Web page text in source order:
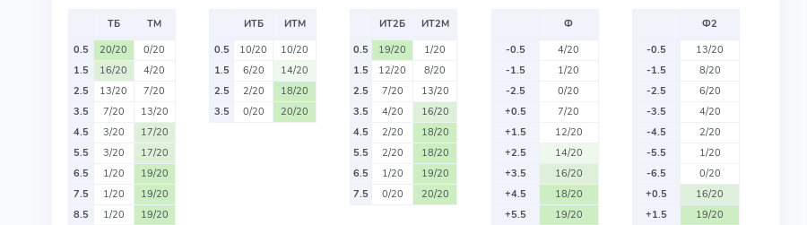
ТБ
ТМ
0.5
20/20
0/20
1.5
16/20
4/20
2.5
13/20
7/20
3.5
7/20
13/20
4.5
3/20
17/20
5.5
3/20
17/20
6.5
1/20
19/20
7.5
1/20
19/20
8.5
1/20
19/20
ИТБ
ИТМ
0.5
10/20
10/20
1.5
6/20
14/20
2.5
2/20
18/20
3.5
0/20 20/20
ИТ2Б
ИТ2М
0.5
19/20
1/20
1.5
12/20
8/20
2.5
7/20
13/20
3.5
4/20
16/20
4.5
2/20
18/20
5.5
2/20
18/20
6.5
1/20
19/20
7.5
0/20 20/20
Ф
-0.5
4/20
-1.5
1/20
-2.5
0/20
+0.5
7/20
+1.5
12/20
+2.5
14/20
+3.5
16/20
+4.5
18/20
+5.5
19/20
Ф2
-0.5
13/20
-1.5
8/20
-2.5
6/20
-3.5
4/20
-4.5
2/20
-5.5
1/20
-6.5
0/20
+0.5
16/20
+1.5
19/20